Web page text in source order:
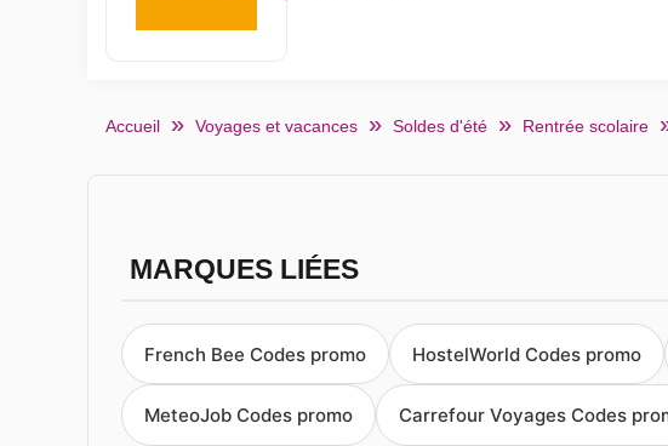
Accueil Voyages et vacances Soldes d'été Rentrée scolaire
MARQUES LIÉES
French Bee Codes promo HostelWorld Codes promo
MeteoJob Codes promo Carrefour Voyages Codes